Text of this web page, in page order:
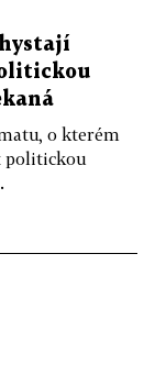
o kterém
politickou